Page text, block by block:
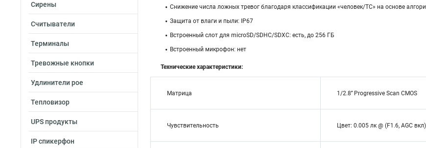
Сирены
Считыватели
Терминалы
Тревожные кнопки
Удлинители poe
Тепловизор
UPS продукты
IP спикерфон
Снижение числа ложных тревог благодаря классификации «человек/ТС» на основе
Защита от влаги и пыли: IP67
Встроенный слот для microSD/SDHC/SDXC: есть, до 256 ГБ
Встроенный микрофон: нет
Технические характеристики:
Матрица 1/2.8’’ Progressive Scan CMOS
Чувствительность Цвет: 0.005 лк @ (F1.6, AGC